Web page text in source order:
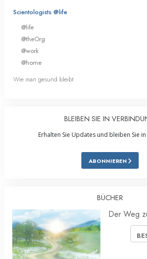
Scientologists @life
@life
@theOrg
@work
@home
Wie man gesund bleibt
BLEIBEN SIE IN
Erhalten Sie Updates und bleiben Sie
ABONNIEREN
BÜCHER
Der Weg